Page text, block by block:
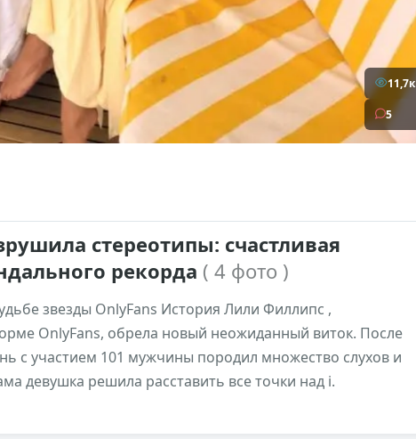
11,7к
5
стереотипы: счастливая
рекорда ( 4 фото )
звезды OnlyFans История Лили Филлипс ,
OnlyFans, обрела новый неожиданный виток. После
с участием 101 мужчины породил множество слухов и
девушка решила расставить все точки над i.